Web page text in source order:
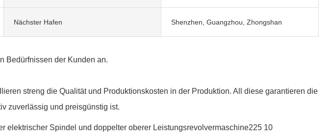
Nächster Hafen Shenzhen, Guangzhou, Zhongshan
Bedürfnissen der Kunden an.
streng die Qualität und Produktionskosten in der Produktion. All diese garantieren die
zuverlässig und preisgünstig ist.